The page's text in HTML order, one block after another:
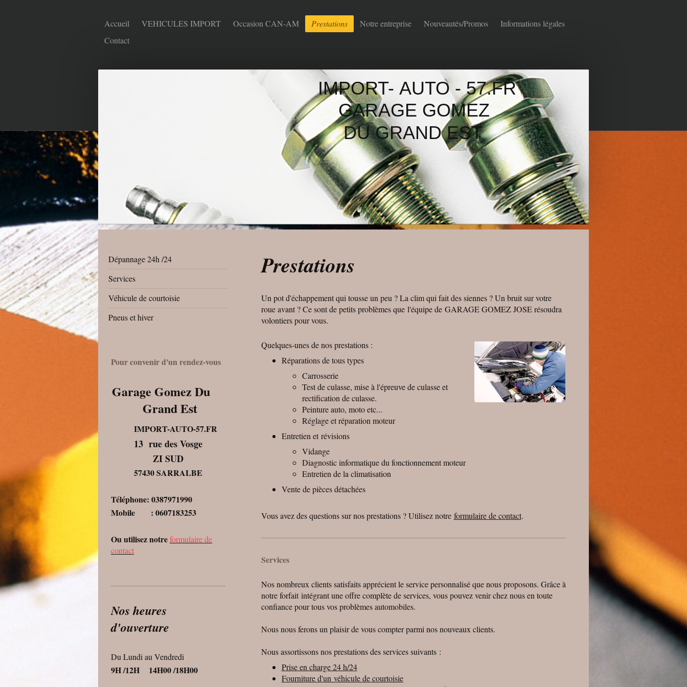
Accueil VEHICULES IMPORT Occasion CAN-AM Prestations Notre entreprise Nouveautés/Promos
Informations légales
Contact
IMPORT- AUTO - 57.FR
GARAGE GOMEZ
DU GRAND EST
Prestations
Un pot d'échappement qui tousse un peu ? La clim qui fait des siennes ? Un bruit sur votre
roue avant ? Ce sont de petits problèmes que l'équipe de GARAGE GOMEZ JOSE résoudra
volontiers pour vous.
Quelques-unes de nos prestations :
Réparations de tous types
Carrosserie
Test de culasse, mise à l'épreuve de culasse et
rectification de culasse.
Peinture auto, moto etc...
Réglage et réparation moteur
Entretien et révisions
Vidange
Diagnostic informatique du fonctionnement moteur
Entretien de la climatisation
Vente de pièces détachées
Vous avez des questions sur nos prestations ? Utilisez notre formulaire de contact.
Services
Nos nombreux clients satisfaits apprécient le service personnalisé que nous proposons. Grâce à
notre forfait intégrant une offre complète de services, vous pouvez venir chez nous en toute
confiance pour tous vos problèmes automobiles.
Nous nous ferons un plaisir de vous compter parmi nos nouveaux clients.
Nous assortissons nos prestations des services suivants :
Prise en charge 24 h/24
Fourniture d'un véhicule de courtoisie
Dépannage 24h /24
Services
Véhicule de courtoisie
Pneus et hiver
Pour convenir d'un rendez-vous
Garage Gomez Du
Grand Est
IMPORT-AUTO-57.FR
13 rue des Vosge
ZI SUD
57430 SARRALBE
Téléphone: 0387971990
Mobile : 0607183253
Ou utilisez notreformulaire de
contact
Nos heures
d'ouverture
Du Lundi au Vendredi
9H /12H 14H00 /18H00